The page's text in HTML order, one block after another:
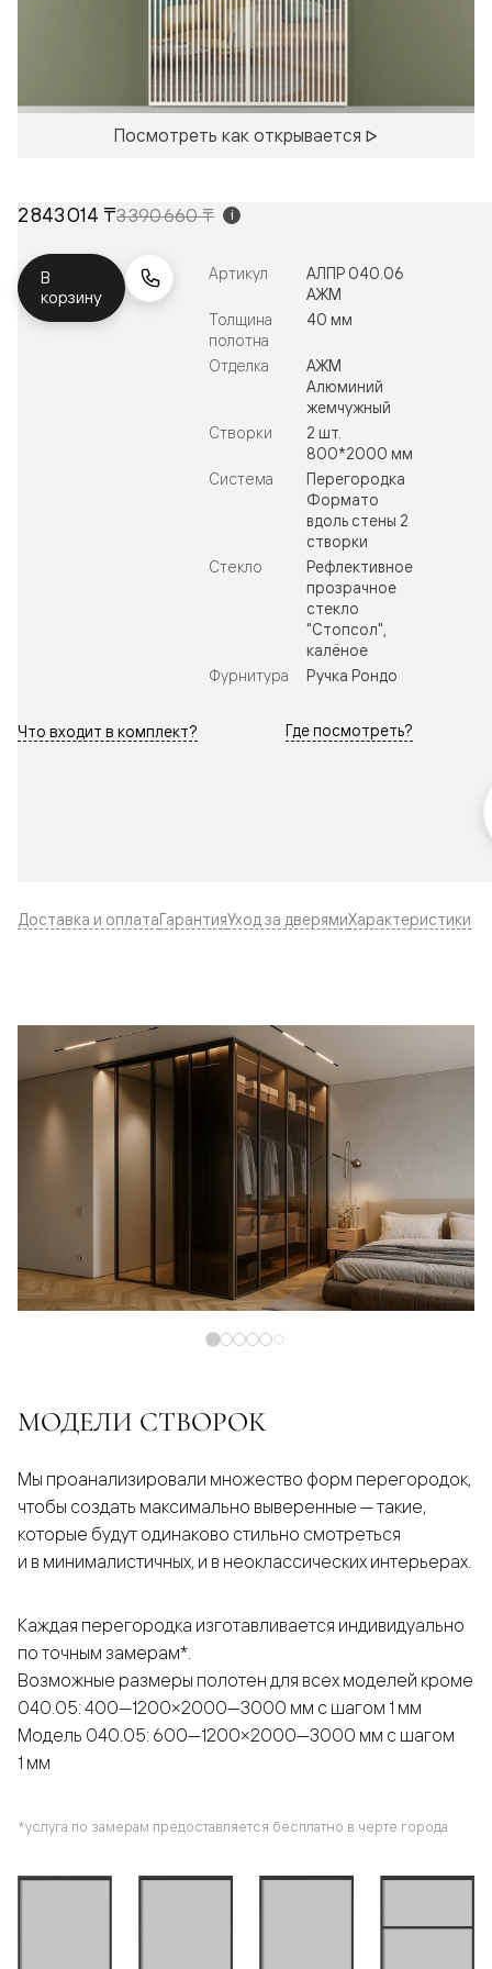
Посмотреть как открывается
2 843 014 ₸3 390 660 ₸ i
В
корзину
Артикул
АЛПР 040.06
АЖМ
Толщина
полотна
40 мм
Отделка
АЖМ
Алюминий
жемчужный
Створки
2 шт.
800*2000 мм
Система
Перегородка
Формато
вдоль стены 2
створки
Стекло
Рефлективное
прозрачное
стекло
"Стопсол",
калёное
Фурнитура
Ручка Рондо
Что входит в комплект? Где посмотреть?
Доставка и оплатаГарантияУход за дверямиХарактеристики
МОДЕЛИ СТВОРОК
Мы проанализировали множество форм перегородок,
чтобы создать максимально выверенные — такие,
которые будут одинаково стильно смотреться
и в минималистичных, и в неоклассических интерьерах.
Каждая перегородка изготавливается индивидуально
по точным замерам*.
Возможные размеры полотен для всех моделей кроме
040.05: 400—1200×2000—3000 мм с шагом 1 мм
Модель 040.05: 600—1200×2000—3000 мм с шагом
1 мм
*услуга по замерам предоставляется бесплатно в черте города